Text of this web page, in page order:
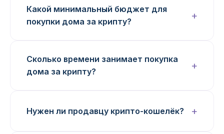
Какой минимальный бюджет для
покупки дома за крипту?
Сколько времени занимает покупка
дома за крипту?
Нужен ли продавцу крипто-кошелёк?